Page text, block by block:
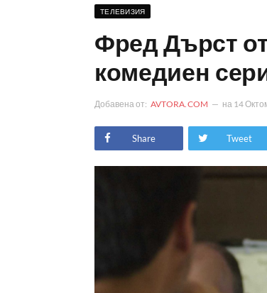
ТЕЛЕВИЗИЯ
Фред Дърст
комедиен
Добавена от: AVTORA.COM на 14
Share Tweet